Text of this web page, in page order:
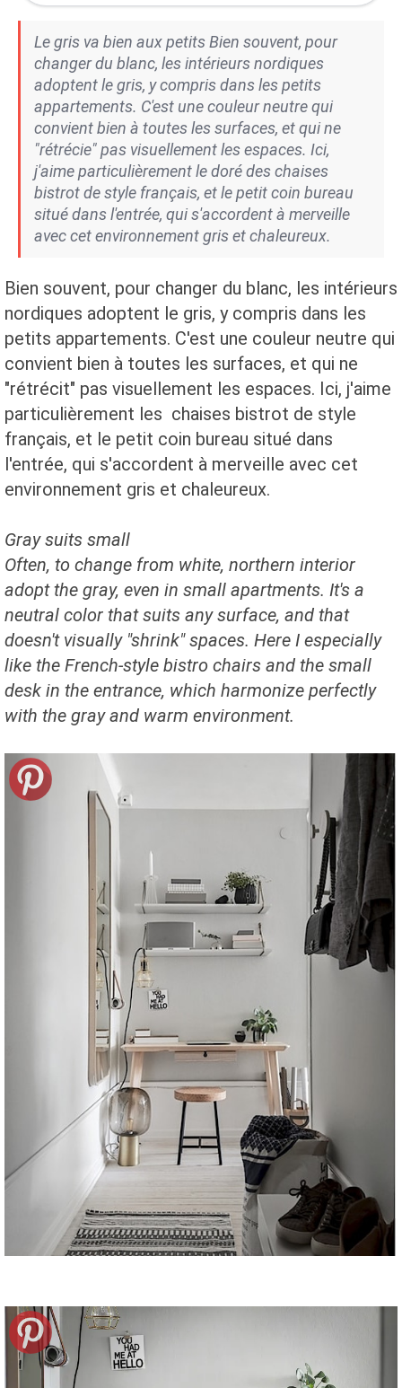
Le gris va bien aux petits Bien souvent, pour
changer du blanc, les intérieurs nordiques
adoptent le gris, y compris dans les petits
appartements. C'est une couleur neutre qui
convient bien à toutes les surfaces, et qui ne
"rétrécie" pas visuellement les espaces. Ici,
j'aime particulièrement le doré des chaises
bistrot de style français, et le petit coin bureau
situé dans l'entrée, qui s'accordent à merveille
avec cet environnement gris et chaleureux.
Bien souvent, pour changer du blanc, les intérieurs
nordiques adoptent le gris, y compris dans les
petits appartements. C'est une couleur neutre qui
convient bien à toutes les surfaces, et qui ne
"rétrécit" pas visuellement les espaces. Ici, j'aime
particulièrement les chaises bistrot de style
français, et le petit coin bureau situé dans
l'entrée, qui s'accordent à merveille avec cet
environnement gris et chaleureux.
Graysuits small
Often, to change from white, northern interior
adopt the gray, even in small apartments. It's a
neutral color that suits any surface, and that
doesn't visually "shrink" spaces. Here I especially
like the French-style bistro chairs and the small
desk in the entrance, which harmonize perfectly
with the gray and warm environment.